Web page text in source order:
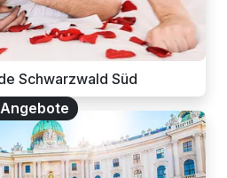
Schwarzwald Süd